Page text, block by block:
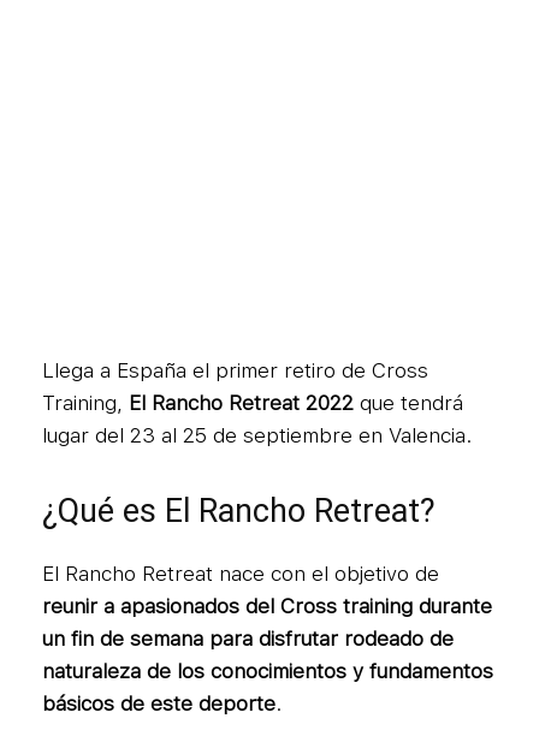
Llega a España el primer retiro de Cross
Training, El Rancho Retreat 2022 que tendrá
lugar del 23 al 25 de septiembre en Valencia.
¿Qué es El Rancho Retreat?
El Rancho Retreat nace con el objetivo de
reunir a apasionados del Cross training durante
un fin de semana para disfrutar rodeado de
naturaleza de los conocimientos y fundamentos
básicos de este deporte.